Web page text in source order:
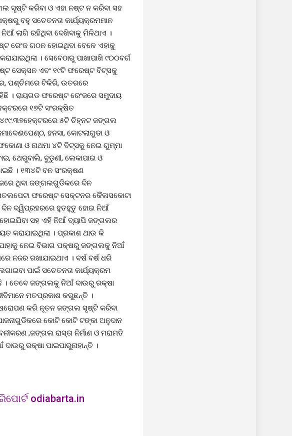
ସୃଷ୍ଟି କରିବା ଓ ଏହା ନଷ୍ଟ ନ କରିବା ସହ
ବହୁ ସଚେତନତା କାର୍ଯ୍ୟକ୍ରମମାନ
ଲାଗି ରହିଥିବା ଦେଖିବାକୁ ମିଳିଥାଏ ।
ରେଂଜ ଗଠନ ହୋଇଥିବା ବେଳେ ଏହାକୁ
। ସେବେଠାରୁ ପାଖାପାଖି ୯୦୦ବର୍ଗ
ସେକ୍ସନ ଏବଂ ୧୯ଟି ଫରେଷ୍ଟ ବିଟ୍ସକୁ
ପଶ୍ଚିମରେ ଟିକିରି, ଉତରରେ
। ରାୟଗଡ ଫରେଷ୍ଟ ରେଂଜରେ ସମୁଦାୟ
୧୭ଟି ସଂରକ୍ଷିତ
୫ଟି ଚିହ୍ନଟ ଜଙ୍ଗଲ
ହନସା, କୋଟଲାଗୁଡା ଓ
ଓ ନାଥମା ୪ଟି ବିଟ୍ସକୁ ନେଇ ଗୁମ୍ମା
ଥେରୁବାଲି, ବୁଡୁଣୀ, ଲେକାପାଇ ଓ
। ୧୩୪ଟି ବନ ସଂରକ୍ଷଣ
ଥିବା ଜଙ୍ଗଲଗୁଡିକରେ ଦିନ
ଫରେଷ୍ଟ ସେକ୍ଟନର କୈଳାସକୋଟା
ଦିନ ଦ୍ୱିପ୍ରହରରେ ହୁତହୁତୁ ହୋଇ ନିଆଁ
ସହ ଏହି ନିଆଁ ବ୍ୟାପି ଜଙ୍ଗଲର
କରାଯାଇଥିଲା । ପ୍ରକାଶ ଥାଉ କି
ଯାହାକୁ ନେଇ ବିଭାଗ ପକ୍ଷରୁ ଜଙ୍ଗଲକୁ ନିଆଁ
ନଜର ରଖାଯାଇଥାଏ । ବର୍ଷ ବର୍ଷ ଧରି
ପାଇଁ ସଚେତନତା କାର୍ଯ୍ୟକ୍ରମ
। ତେବେ ଜଙ୍ଗଲକୁ ନିଆଁ ଦାଉରୁ ରକ୍ଷା
ମତପ୍ରକାଶ କରୁଛନ୍ତି ।
କରି ନୂତନ ଜଙ୍ଗଲ ସୃଷ୍ଟି କରିବା
କୋଟି କୋଟି ଟଙ୍କା ଅନୁଦାନ
,ଜଙ୍ଗଲ ରାସ୍ତା ନିର୍ମାଣ ଓ ମରାମତି
ରକ୍ଷା ପାଇପାରୁନାହାନ୍ତି ।
odiabarta.in